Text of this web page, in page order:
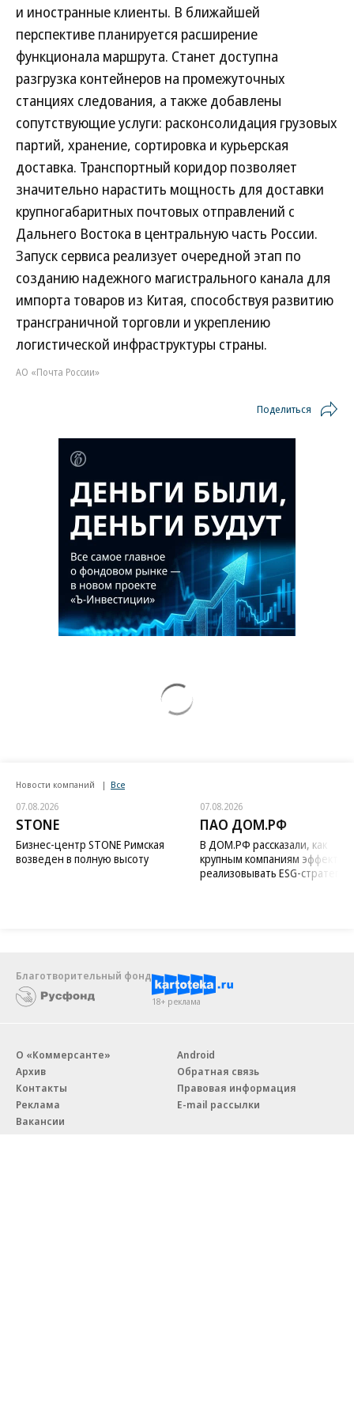
и иностранные клиенты. В ближайшей
перспективе планируется расширение
функционала маршрута. Станет доступна
разгрузка контейнеров на промежуточных
станциях следования, а также добавлены
сопутствующие услуги: расконсолидация грузовых
партий, хранение, сортировка и курьерская
доставка. Транспортный коридор позволяет
значительно нарастить мощность для доставки
крупногабаритных почтовых отправлений с
Дальнего Востока в центральную часть России.
Запуск сервиса реализует очередной этап по
созданию надежного магистрального канала для
импорта товаров из Китая, способствуя развитию
трансграничной торговли и укреплению
логистической инфраструктуры страны.
АО «Почта России»
Поделиться
Новости компаний Все
07.08.2026
STONE
Бизнес-центр STONE Римская
возведен в полную высоту
07.08.2026
ПАО ДОМ.РФ
В ДОМ.РФ рассказали, как
крупным компаниям
реализовывать ESG-стратегию
Благотворительный фонд
18+ реклама
О «Коммерсанте»
Архив
Контакты
Реклама
Вакансии
Android
Обратная связь
Правовая информация
E-mail рассылки